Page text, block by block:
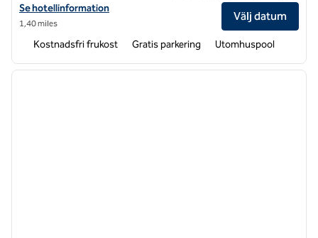
Visa hotelluppgifter för Hampton Inn Statesville
Se hotellinformation
1,40 miles
Välj datum
Kostnadsfri frukost Gratis parkering Utomhuspool
1 av 12
nästa